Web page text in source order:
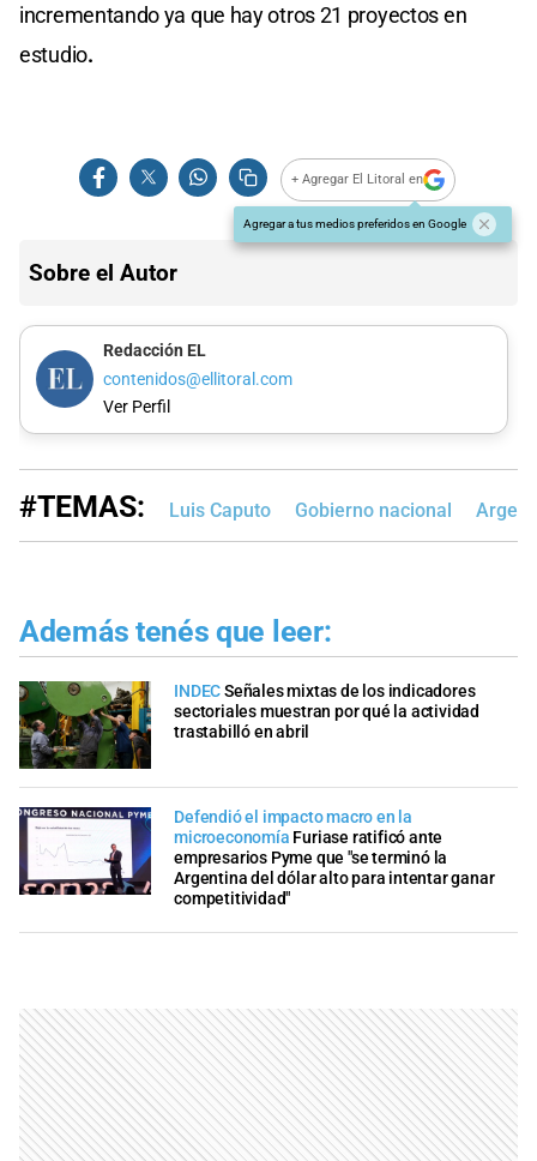
incrementando ya que hay otros 21 proyectos en
estudio.
+ Agregar El Litoral en
Agregar a tus medios preferidos en Google
Sobre el Autor
Redacción EL
contenidos@ellitoral.com
Ver Perfil
#TEMAS: Luis Caputo Gobierno nacional
Además tenés que leer:
INDECSeñales mixtas de los indicadores
sectoriales muestran por qué la actividad
trastabilló en abril
Defendió el impacto macro en la
microeconomía Furiase ratificó ante
empresarios Pyme que "se terminó la
Argentina del dólar alto para intentar ganar
competitividad"